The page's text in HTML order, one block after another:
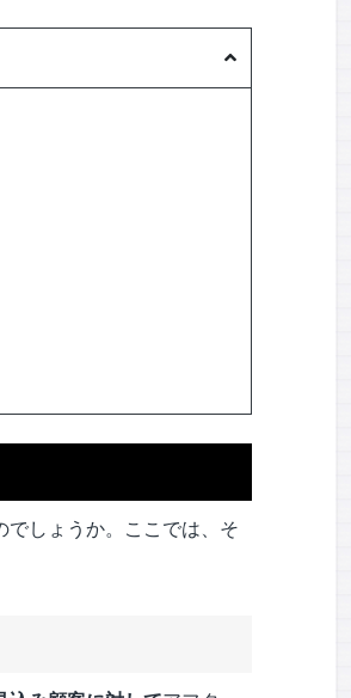
でしょうか。ここでは、そ